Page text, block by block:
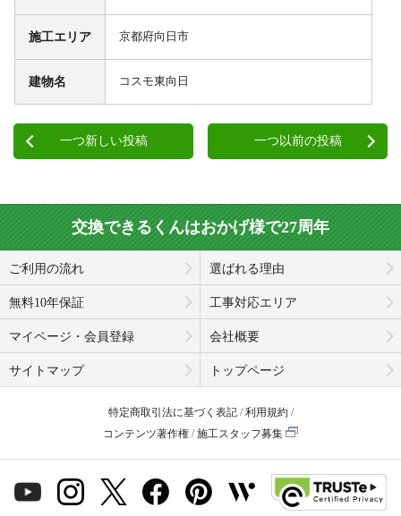
施工エリア 京都府向日市
建物名 コスモ東向日
一つ新しい投稿 一つ以前の投稿
交換できるくんはおかげ様で27周年
ご利用の流れ 選ばれる理由
無料10年保証 工事対応エリア
マイページ・会員登録 会社概要
サイトマップ トップページ
特定商取引法に基づく表記
利用規約
コンテンツ著作権
施工スタッフ募集